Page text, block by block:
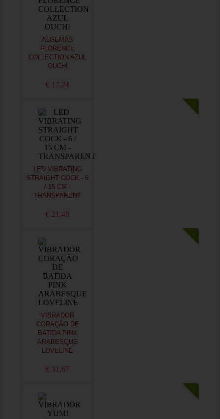
ALGEMAS
FLORENCE
COLLECTION AZUL
OUCH!
€ 17,24
LED VIBRATING
STRAIGHT COCK - 6
/ 15 CM -
TRANSPARENT
€ 21,48
VIBRADOR
CORAÇÃO DE
BATIDA PINK
ARABESQUE
LOVELINE
€ 31,67